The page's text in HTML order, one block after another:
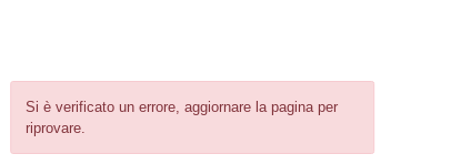
Si è verificato un errore, aggiornare la pagina per
riprovare.